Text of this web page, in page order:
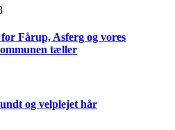
Fårup, Asferg og vores
tæller
og velplejet hår